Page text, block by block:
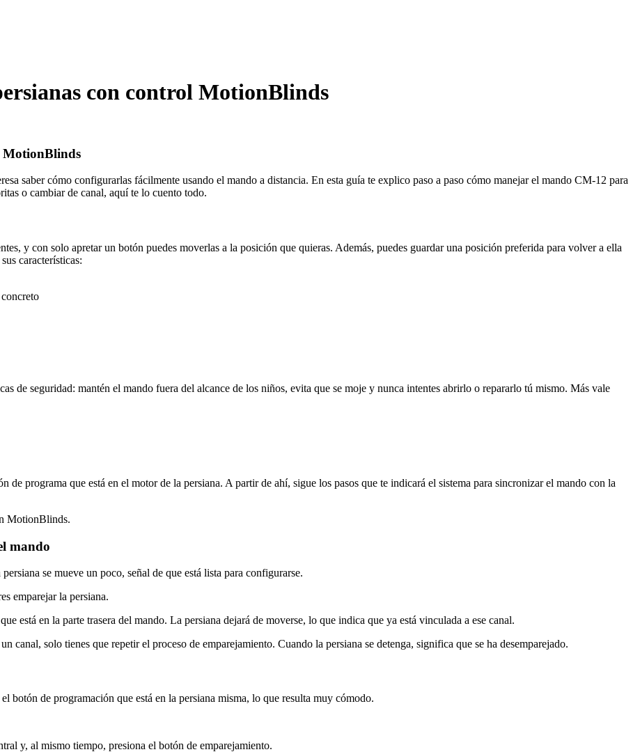
con control MotionBlinds
MotionBlinds
saber cómo configurarlas fácilmente usando el mando a distancia. En esta guía te explico paso a paso cómo manejar el mando CM-12 para
o cambiar de canal, aquí te lo cuento todo.
y con solo apretar un botón puedes moverlas a la posición que quieras. Además, puedes guardar una posición preferida para volver a ella
características:
de seguridad: mantén el mando fuera del alcance de los niños, evita que se moje y nunca intentes abrirlo o repararlo tú mismo. Más vale
de programa que está en el motor de la persiana. A partir de ahí, sigue los pasos que te indicará el sistema para sincronizar el mando con la
MotionBlinds.
mando
se mueve un poco, señal de que está lista para configurarse.
emparejar la persiana.
está en la parte trasera del mando. La persiana dejará de moverse, lo que indica que ya está vinculada a ese canal.
canal, solo tienes que repetir el proceso de emparejamiento. Cuando la persiana se detenga, significa que se ha desemparejado.
botón de programación que está en la persiana misma, lo que resulta muy cómodo.
y, al mismo tiempo, presiona el botón de emparejamiento.